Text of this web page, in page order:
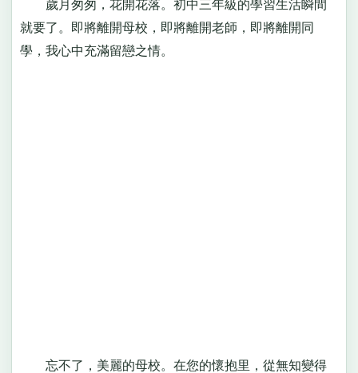
歲月匆匆，花開花落。初中三年級的學習生活瞬間
就要了。即將離開母校，即將離開老師，即將離開同
學，我心中充滿留戀之情。
忘不了，美麗的母校。在您的懷抱里，從無知變得